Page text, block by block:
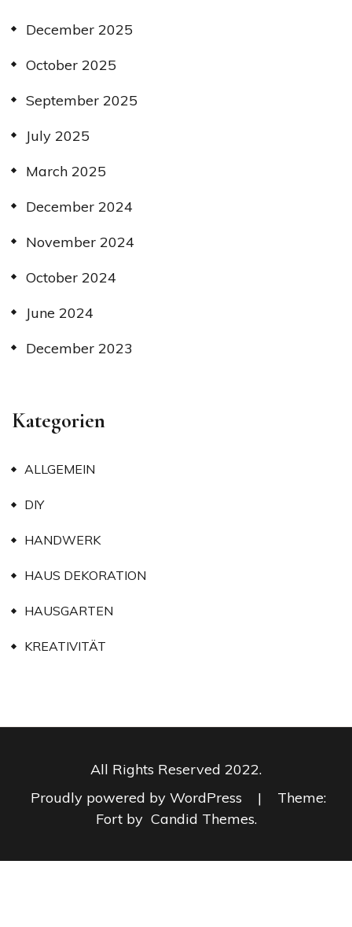
December 2025
October 2025
September 2025
July 2025
March 2025
December 2024
November 2024
October 2024
June 2024
December 2023
Kategorien
ALLGEMEIN
DIY
HANDWERK
HAUS DEKORATION
HAUSGARTEN
KREATIVITÄT
All Rights Reserved 2022.
Proudly powered by WordPress
|
Theme:
Fort by Candid Themes.